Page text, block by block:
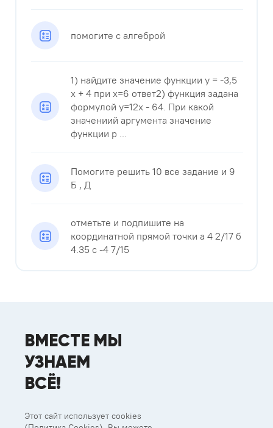
помогите с алгеброй
1) найдите значение функции у = -3,5
x + 4 при x=6 ответ2) функция задана
формулой y=12x - 64. При какой
значениий аргумента значение
функции р ...
Помогите решить 10 все задание и 9
Б , Д
отметьте и подпишите на
координатной прямой точки а 4 2/17 б
4.35 с -4 7/15
ВМЕСТЕ МЫ
УЗНАЕМ
ВСЁ!
Этот сайт использует cookies